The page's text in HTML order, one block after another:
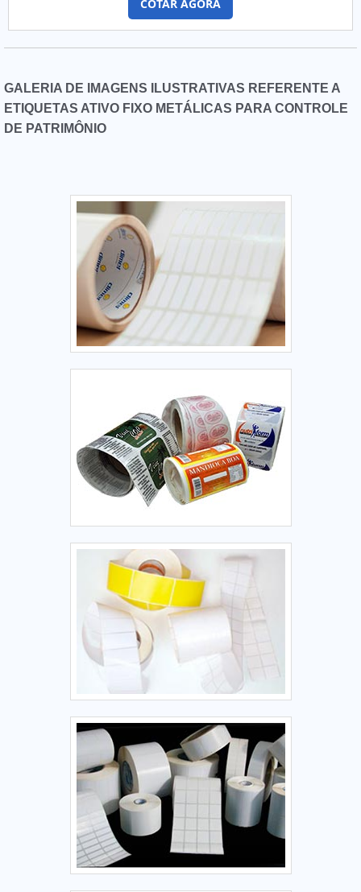
com logomarca, com os profissionais da Etiquetas âncora
poderá contar assertividade com comprometimento com os
resultados dos clientes.OUTRAS INFORMAÇÕES SOBRE FITA
estrutura com tecnologia de ponta e escritório de alta
qualidade onde são realizadas as atividades, tudo para
garantir fita personalizada com logomarca com ótima
qualidade e proteção, características simples mas que
mostram o comprometimento da empresa com seus
clientes.Tudo isso que já foi explorado é a razão pela qual a
Etiquetas âncora tem tecnologia de ponta no segmento de
fabricação de etiquetas. Aqui o objetivo é garantir o que há
de melhor para fidelizar nossos clientes. Boas razões pelas
quais a Etiquetas âncora é destaque quando pesquisar por
fita personalizada com logomarca: Comprometida com os
serviços; Responsável; Altamente qualificada; Tecnologia de
ponta; Escritório de alta qualidade onde são realizadas as
atividades; Equipamentos de última geração.Então
disposição para um atendimento personalizado para fita
personalizada com logomarca. O time é composto por
profissionais que esperam seu contato para melhor atendê-
lo.OUTRAS INFORMAÇÕES SOBRE A ETIQUETAS
ÂNCORASomente na Etiquetas âncora tem tudo que se
precisa para fabricação de etiquetas. São opções variadas
que a empresa oferece, como etiquetas personalizadas e
consegue também proporcionar um atendimento cuidadoso
e que busca a satisfação do cliente. Etiquetas âncora,
empresa que tem feito a diferença no mercado pela
idoneidade em tudo que faz onde comprova sua essência
de trazer o melhor aos clientes no mercado
COTAR AGORA
GALERIA DE IMAGENS ILUSTRATIVAS REFERENTE A
ETIQUETAS ATIVO FIXO METÁLICAS PARA CONTROLE
DE PATRIMÔNIO